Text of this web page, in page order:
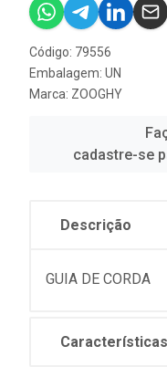
Código: 79556
Embalagem: UN
Marca: ZOOGHY
cadastre-se
Descrição
GUIA DE CORDA
Características